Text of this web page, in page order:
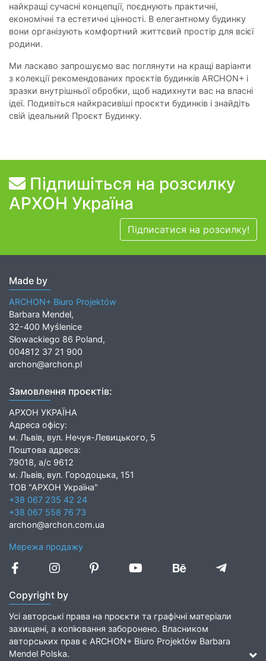
найкращі сучасні концепції, поєднують практичні,
економічні та естетичні цінності. В елегантному будинку
вони організують комфортний життєвий простір для всієї
родини.
Ми ласкаво запрошуємо вас поглянути на кращі варіанти
з колекції рекомендованих проєктів будинків ARCHON+ і
зразки внутрішньої обробки, щоб надихнути вас на власні
ідеї. Подивіться найкрасивіші проєкти будинків і знайдіть
свій ідеальний Проєкт Будинку.
Підпишіться на розсилку
АРХОН Україна
Підписатися на розсилку!
Made by
ARCHON+ Biuro Projektów
Barbara Mendel,
32-400 Myślenice
Słowackiego 86 Poland,
004812 37 21 900
archon@archon.pl
Замовлення проєктів:
АРХОН УКРАЇНА
Адреса офісу:
м. Львів, вул. Нечуя-Левицького, 5
Поштова адреса:
79018, а/с 9612
м. Львів, вул. Городоцька, 151
ТОВ "АРХОН Україна"
+38 067 235 42 24
+38 067 558 76 73
archon@archon.com.ua
Мережа продажу
Copyright by
Усі авторські права на проєкти та графічні матеріали
захищені, а копіювання заборонено. Власником
авторських прав є ARCHON+ Biuro Projektów Barbara
Mendel Polska.